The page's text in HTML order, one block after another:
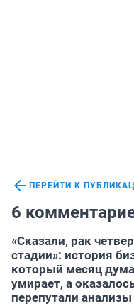
ПЕРЕЙТИ К
6
«Сказали, рак
стадии»: история
который месяц
умирает, а
перепутали анализы